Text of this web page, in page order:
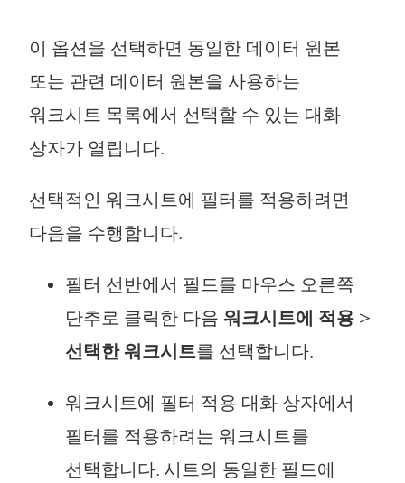
이 옵션을 선택하면 동일한 데이터 원본
또는 관련 데이터 원본을 사용하는
워크시트 목록에서 선택할 수 있는 대화
상자가 열립니다.
선택적인 워크시트에 필터를 적용하려면
다음을 수행합니다.
필터 선반에서 필드를 마우스 오른쪽
단추로 클릭한 다음 워크시트에 적용 >
선택한 워크시트를 선택합니다.
워크시트에 필터 적용 대화 상자에서
필터를 적용하려는 워크시트를
선택합니다. 시트의 동일한 필드에